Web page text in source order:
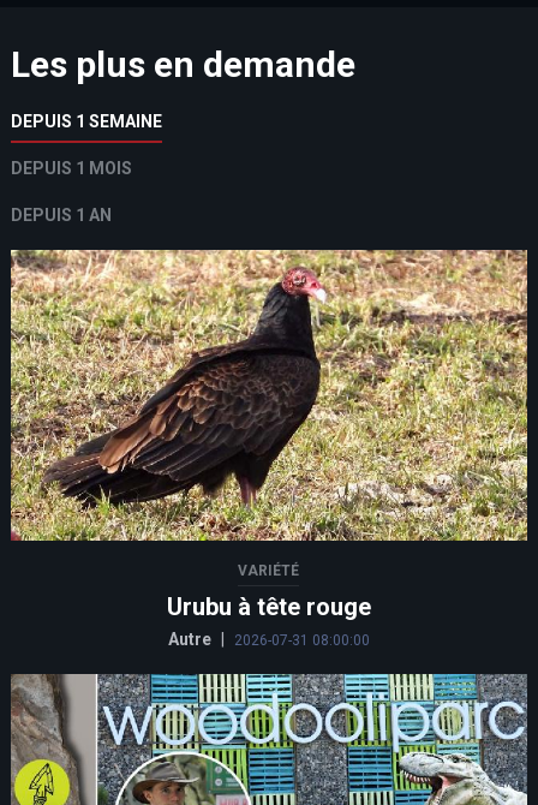
Les plus en demande
DEPUIS 1 SEMAINE
DEPUIS 1 MOIS
DEPUIS 1 AN
VARIÉTÉ
Urubu à tête rouge
Autre 2026-07-31 08:00:00